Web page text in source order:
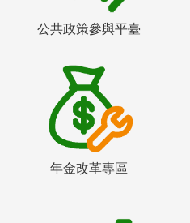
公共政策參與平臺
年金改革專區